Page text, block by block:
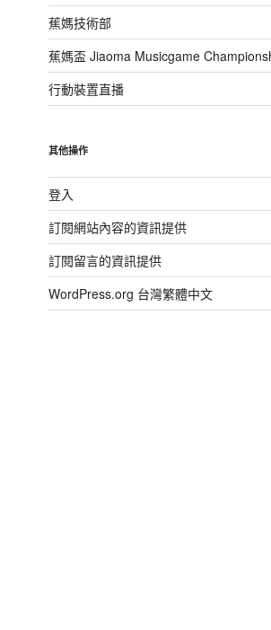
蕉媽技術部
蕉媽盃 Jiaoma Musicgame
行動裝置直播
其他操作
登入
訂閱網站內容的資訊提供
訂閱留言的資訊提供
WordPress.org 台灣繁體中文